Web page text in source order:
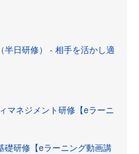
半日研修） - 相手を活かし適
マネジメント研修【eラーニ
礎研修【eラーニング動画講